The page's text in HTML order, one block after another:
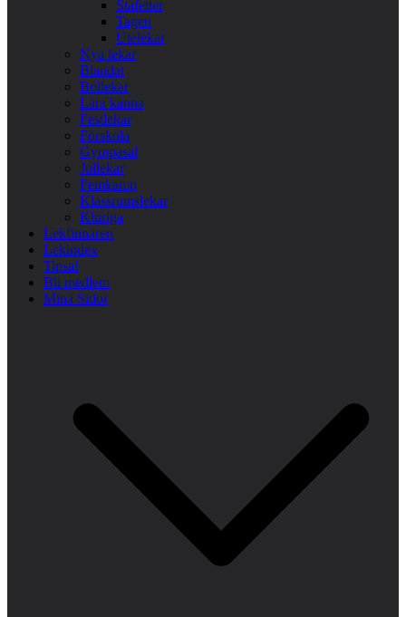
Stafetter
Tagen
Utelekar
Nya lekar
Blandat
Bollekar
Lära känna
Festlekar
Förskola
Gympasal
Jullekar
Femkamp
Klassrumslekar
Kluriga
Lekfinnaren
Lekindex
Tipsa!
Bli medlem
Mina Sidor